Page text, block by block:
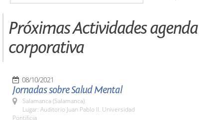
Próximas Actividades agenda
corporativa
08/10/2021
Jornadas sobre Salud Mental
Salamanca (Salamanca)
Lugar: Auditorio Juan Pablo II. Universidad
Pontificia